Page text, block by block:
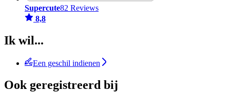
Supercute82 Reviews
8,8
Ik wil...
Een geschil indienen
Ook geregistreerd bij